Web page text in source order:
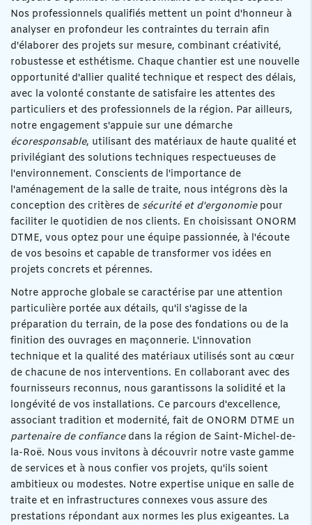
Nos professionnels qualifiés mettent un point d'honneur à
analyser en profondeur les contraintes du terrain afin
d'élaborer des projets sur mesure, combinant créativité,
robustesse et esthétisme. Chaque chantier est une nouvelle
opportunité d'allier qualité technique et respect des délais,
avec la volonté constante de satisfaire les attentes des
particuliers et des professionnels de la région. Par ailleurs,
notre engagement s'appuie sur une démarche
écoresponsable, utilisant des matériaux de haute qualité et
privilégiant des solutions techniques respectueuses de
l'environnement. Conscients de l'importance de
l'aménagement de la salle de traite, nous intégrons dès la
conception des critères de sécurité et d'ergonomiepour
faciliter le quotidien de nos clients. En choisissant ONORM
DTME, vous optez pour une équipe passionnée, à l'écoute
de vos besoins et capable de transformer vos idées en
projets concrets et pérennes.
Notre approche globale se caractérise par une attention
particulière portée aux détails, qu'il s'agisse de la
préparation du terrain, de la pose des fondations ou de la
finition des ouvrages en maçonnerie. L'innovation
technique et la qualité des matériaux utilisés sont au cœur
de chacune de nos interventions. En collaborant avec des
fournisseurs reconnus, nous garantissons la solidité et la
longévité de vos installations. Ce parcours d'excellence,
associant tradition et modernité, fait de ONORM DTME un
partenaire de confiancedans la région de Saint-Michel-de-
la-Roë. Nous vous invitons à découvrir notre vaste gamme
de services et à nous confier vos projets, qu'ils soient
ambitieux ou modestes. Notre expertise unique en salle de
traite et en infrastructures connexes vous assure des
prestations répondant aux normes les plus exigeantes. La